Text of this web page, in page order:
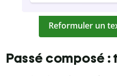
Reformuler un
Passé composé :